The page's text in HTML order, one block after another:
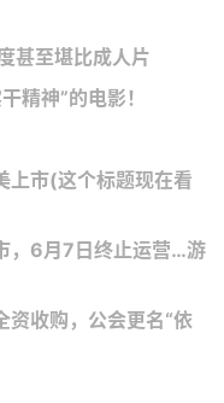
甚至堪比成人片
精神”的电影！
上市(这个标题现在看
，6月7日终止运营…游
资收购，公会更名“依